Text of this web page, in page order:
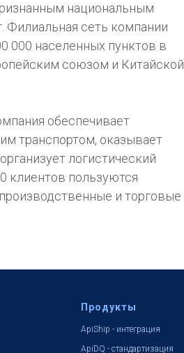
национальным
Филиальная сеть компании
000 населенных пунктов в
союзом и Китайской
обеспечивает
транспортом, оказывает
логистический
клиентов пользуются
и торговые
Продукты
ApiShip - интеграция
ApiDQ - стандартизация